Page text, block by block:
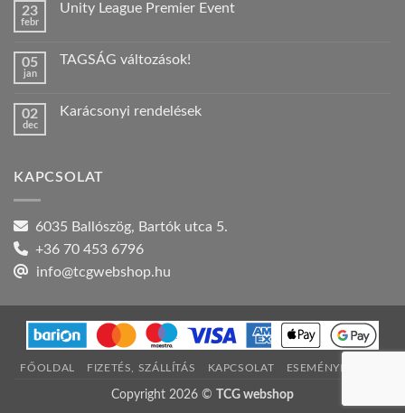
Nyári
23
febr
Unity League Premier Event
Unity
bejegyzéshez
05
jan
TAGSÁG változások!
TAGSÁG
02
dec
Karácsonyi rendelések
rendelések
KAPCSOLAT
6035 Ballószög, Bartók utca 5.
+36 70 453 6796
info@tcgwebshop.hu
FŐOLDAL FIZETÉS, SZÁLLÍTÁS KAPCSOLAT ESEMÉNYNAPTÁR
Copyright 2026 © TCG webshop